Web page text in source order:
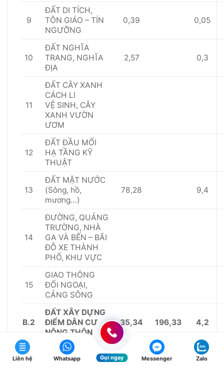
9
ĐẤT DI TÍCH,
TÔN GIÁO – TÍN
NGƯỠNG
0,39 0,05
10
ĐẤT NGHĨA
TRANG, NGHĨA
ĐỊA
2,57 0,3
11
ĐẤT CÂY XANH
CÁCH LI
VỆ SINH, CÂY
XANH VƯỜN
ƯƠM
12
ĐẤT ĐẦU MỐI
HẠ TẦNG KỸ
THUẬT
13
ĐẤT MẶT NƯỚC
(Sông, hồ,
mương…)
78,28 9,4
14
ĐƯỜNG, QUẢNG
TRƯỜNG, NHÀ
GA VÀ BẾN – BÃI
ĐỖ XE THÀNH
PHỐ, KHU VỰC
15
GIAO THÔNG
ĐỐI NGOẠI,
CẢNG SÔNG
B.2
ĐẤT XÂY DỰNG
ĐIỂM DÂN CƯ
NÔNG THÔN
35,34 196,33 4,2
– Đất công cộng 1,80 10,00 0,2
Liên hệ Whatsapp Gọi ngay Messenger Zalo